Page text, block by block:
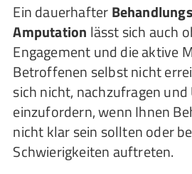
Ein dauerhafter
Amputation lässt sich auch
Engagement und die aktive
Betroffenen selbst nicht
sich nicht, nachzufragen
einzufordern, wenn Ihnen
nicht klar sein sollten oder
Schwierigkeiten auftreten.